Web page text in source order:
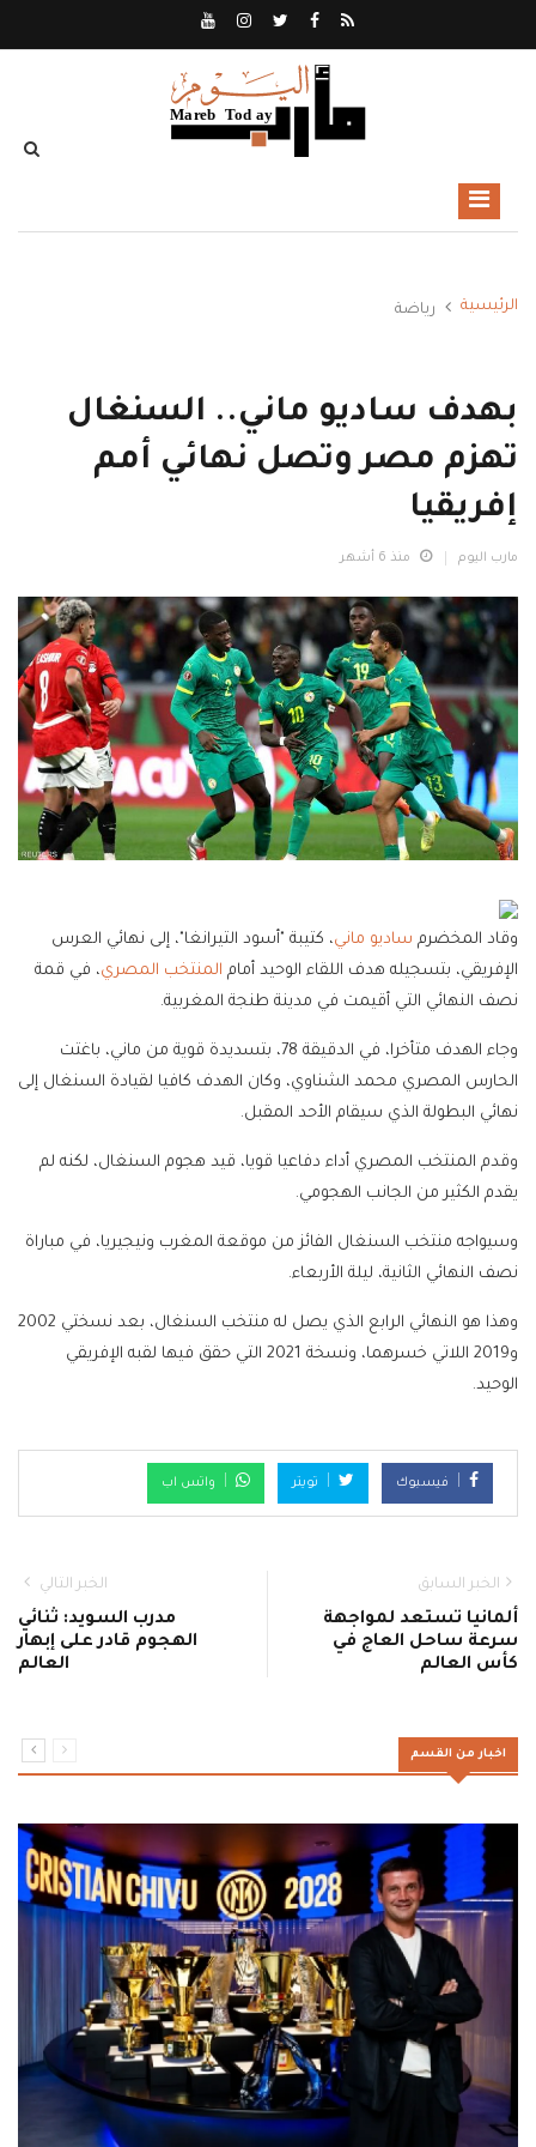
الرئيسية رياضة
بهدف ساديو ماني.. السنغال
تهزم مصر وتصل نهائي أمم
إفريقيا
مارب اليوم منذ 6 أشهر
وقاد المخضرم ساديو ماني، كتيبة "أسود التيرانغا"، إلى نهائي العرس
الإفريقي، بتسجيله هدف اللقاء الوحيد أمام المنتخب المصري، في قمة
نصف النهائي التي أقيمت في مدينة طنجة المغربية.
وجاء الهدف متأخرا، في الدقيقة 78، بتسديدة قوية من ماني، باغتت
الحارس المصري محمد الشناوي، وكان الهدف كافيا لقيادة السنغال إلى
نهائي البطولة الذي سيقام الأحد المقبل.
وقدم المنتخب المصري أداء دفاعيا قويا، قيد هجوم السنغال، لكنه لم
يقدم الكثير من الجانب الهجومي.
وسيواجه منتخب السنغال الفائز من موقعة المغرب ونيجيريا، في مباراة
نصف النهائي الثانية، ليلة الأربعاء.
وهذا هو النهائي الرابع الذي يصل له منتخب السنغال، بعد نسختي 2002
و2019 اللاتي خسرهما، ونسخة 2021 التي حقق فيها لقبه الإفريقي
الوحيد.
فيسبوك تويتر واتس اب
الخبر السابق
ألمانيا تستعد لمواجهة
سرعة ساحل العاج في
كأس العالم
الخبر التالي
مدرب السويد: ثنائي
الهجوم قادر على إبهار
العالم
اخبار من القسم